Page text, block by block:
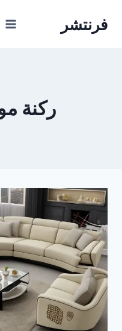
فرنتشر
ركنة